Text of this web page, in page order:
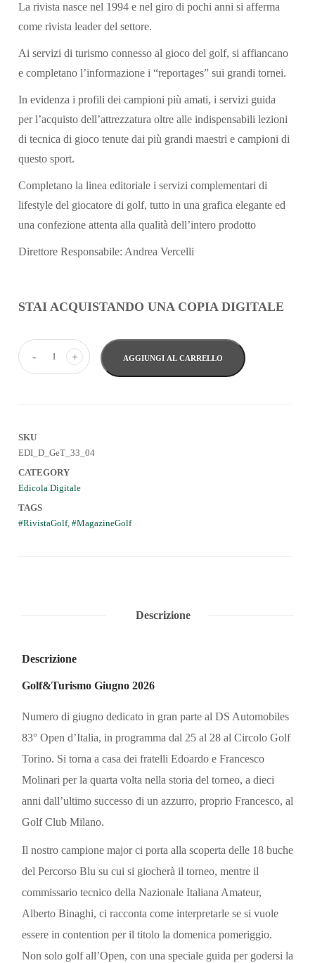
La rivista nasce nel 1994 e nel giro di pochi anni si afferma
come rivista leader del settore.
Ai servizi di turismo connesso al gioco del golf, si affiancano
e completano l’informazione i “reportages” sui grandi tornei.
In evidenza i profili dei campioni più amati, i servizi guida
per l’acquisto dell’attrezzatura oltre alle indispensabili lezioni
di tecnica di gioco tenute dai più grandi maestri e campioni di
questo sport.
Completano la linea editoriale i servizi complementari di
lifestyle del giocatore di golf, tutto in una grafica elegante ed
una confezione attenta alla qualità dell’intero prodotto
Direttore Responsabile: Andrea Vercelli
STAI ACQUISTANDO UNA COPIA DIGITALE
- + AGGIUNGI AL CARRELLO
SKU
EDI_D_GeT_33_04
CATEGORY
Edicola Digitale
TAGS
RivistaGolf, MagazineGolf
Descrizione
Descrizione
Golf&Turismo Giugno 2026
Numero di giugno dedicato in gran parte al DS Automobiles
83° Open d’Italia, in programma dal 25 al 28 al Circolo Golf
Torino. Si torna a casa dei fratelli Edoardo e Francesco
Molinari per la quarta volta nella storia del torneo, a dieci
anni dall’ultimo successo di un azzurro, proprio Francesco, al
Golf Club Milano.
Il nostro campione major ci porta alla scoperta delle 18 buche
del Percorso Blu su cui si giocherà il torneo, mentre il
commissario tecnico della Nazionale Italiana Amateur,
Alberto Binaghi, ci racconta come interpretarle se si vuole
essere in contention per il titolo la domenica pomeriggio.
Non solo golf all’Open, con una speciale guida per godersi la